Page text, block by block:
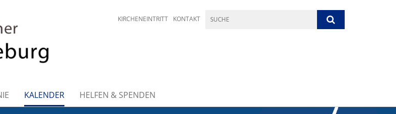
KIRCHENEINTRITT KONTAKT
KALENDER HELFEN & SPENDEN